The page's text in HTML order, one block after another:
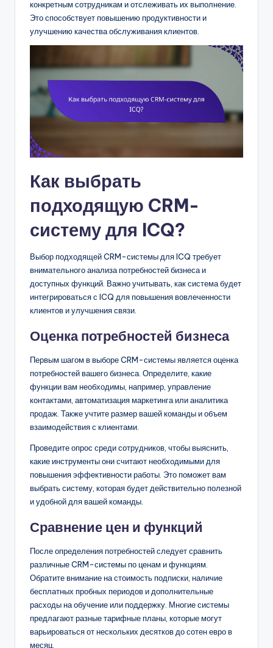
конкретным сотрудникам и отслеживать их выполнение.
Это способствует повышению продуктивности и
улучшению качества обслуживания клиентов.
Как выбрать
подходящую CRM-
систему для ICQ?
Выбор подходящей CRM-системы для ICQ требует
внимательного анализа потребностей бизнеса и
доступных функций. Важно учитывать, как система будет
интегрироваться с ICQ для повышения вовлеченности
клиентов и улучшения связи.
Оценка потребностей бизнеса
Первым шагом в выборе CRM-системы является оценка
потребностей вашего бизнеса. Определите, какие
функции вам необходимы, например, управление
контактами, автоматизация маркетинга или аналитика
продаж. Также учтите размер вашей команды и объем
взаимодействия с клиентами.
Проведите опрос среди сотрудников, чтобы выяснить,
какие инструменты они считают необходимыми для
повышения эффективности работы. Это поможет вам
выбрать систему, которая будет действительно полезной
и удобной для вашей команды.
Сравнение цен и функций
После определения потребностей следует сравнить
различные CRM-системы по ценам и функциям.
Обратите внимание на стоимость подписки, наличие
бесплатных пробных периодов и дополнительные
расходы на обучение или поддержку. Многие системы
предлагают разные тарифные планы, которые могут
варьироваться от нескольких десятков до сотен евро в
месяц.